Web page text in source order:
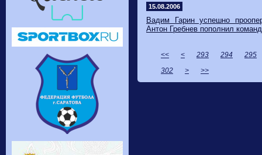
15.08.2006
Вадим Гарин успешно
Антон Гребнев пополнил
<< < 293 294
295
302
> >>